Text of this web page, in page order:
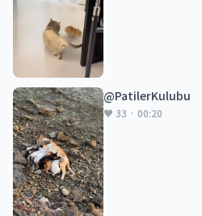
@PatilerKulubu
♥ 33 · 00:20